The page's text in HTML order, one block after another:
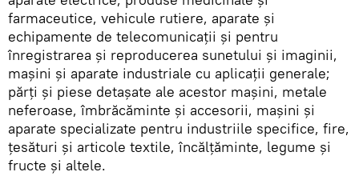
farmaceutice, vehicule rutiere, aparate și
echipamente de telecomunicații și pentru
înregistrarea și reproducerea sunetului și imaginii,
mașini și aparate industriale cu aplicații generale;
părți și piese detașate ale acestor mașini, metale
neferoase, îmbrăcăminte și accesorii, mașini și
aparate specializate pentru industriile specifice, fire,
țesături și articole textile, încălțăminte, legume și
fructe și altele.